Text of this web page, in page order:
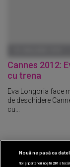
Cannes 2012:
cu trena
Eva Longoria face
de deschidere
cu...
CINEMA
Nouă ne pasă ca
Noi și partenerii noștri 201